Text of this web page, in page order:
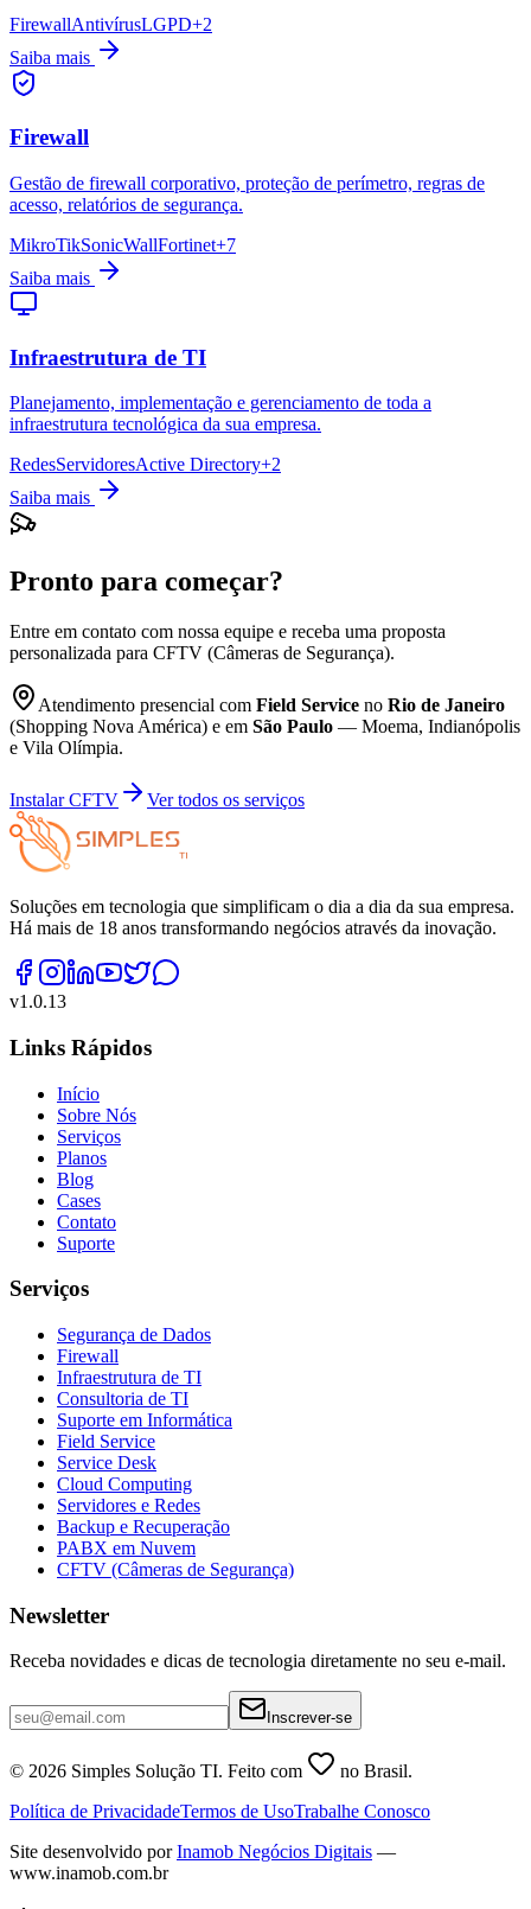
FirewallAntivírusLGPD+2
Saiba mais
Firewall
Gestão de firewall corporativo, proteção de perímetro, regras de
acesso, relatórios de segurança.
MikroTikSonicWallFortinet+7
Saiba mais
Infraestrutura de TI
Planejamento, implementação e gerenciamento de toda a
infraestrutura tecnológica da sua empresa.
RedesServidoresActive Directory+2
Saiba mais
Pronto para começar?
Entre em contato com nossa equipe e receba uma proposta
personalizada para CFTV (Câmeras de Segurança).
Atendimento presencial com Field Service no Rio de Janeiro
(Shopping Nova América) e em São Paulo — Moema, Indianópolis
e Vila Olímpia.
Instalar CFTV Ver todos os serviços
Soluções em tecnologia que simplificam o dia a dia da sua empresa.
Há mais de 18 anos transformando negócios através da inovação.
v1.0.13
Links Rápidos
Início
Sobre Nós
Serviços
Planos
Blog
Cases
Contato
Suporte
Serviços
Segurança de Dados
Firewall
Infraestrutura de TI
Consultoria de TI
Suporte em Informática
Field Service
Service Desk
Cloud Computing
Servidores e Redes
Backup e Recuperação
PABX em Nuvem
CFTV (Câmeras de Segurança)
Newsletter
Receba novidades e dicas de tecnologia diretamente no seu e-mail.
Inscrever-se
© 2026 Simples Solução TI. Feito com
no Brasil.
Política de PrivacidadeTermos de UsoTrabalhe Conosco
Site desenvolvido por Inamob Negócios Digitais —
www.inamob.com.br